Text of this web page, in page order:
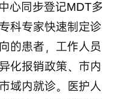
心同步登记MDT多
科专家快速制定诊
的患者，工作人员
化报销政策、市内
域内就诊。医护人